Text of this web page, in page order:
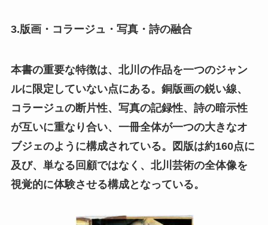
3.版画・コラージュ・写真・詩の融合
本書の重要な特徴は、北川の作品を一つのジャン
ルに限定していない点にある。銅版画の鋭い線、
コラージュの断片性、写真の記録性、詩の暗示性
が互いに重なり合い、一冊全体が一つの大きなオ
ブジェのように構成されている。図版は約160点に
及び、単なる回顧ではなく、北川芸術の全体像を
視覚的に体験させる構成となっている。